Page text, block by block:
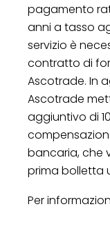
pagamento
anni a tasso
servizio è
contratto di
Ascotrade. In
Ascotrade
aggiuntivo di
bancaria, che
prima bolletta
Per